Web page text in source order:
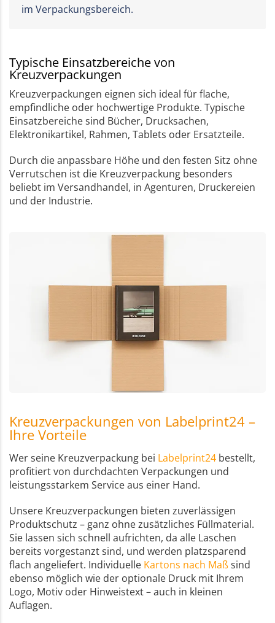
im Verpackungsbereich.
Typische Einsatzbereiche von
Kreuzverpackungen
Kreuzverpackungen eignen sich ideal für flache,
empfindliche oder hochwertige Produkte. Typische
Einsatzbereiche sind Bücher, Drucksachen,
Elektronikartikel, Rahmen, Tablets oder Ersatzteile.
Durch die anpassbare Höhe und den festen Sitz ohne
Verrutschen ist die Kreuzverpackung besonders
beliebt im Versandhandel, in Agenturen, Druckereien
und der Industrie.
Kreuzverpackungen von Labelprint24 –
Ihre Vorteile
Wer seine Kreuzverpackung bei Labelprint24 bestellt,
profitiert von durchdachten Verpackungen und
leistungsstarkem Service aus einer Hand.
Unsere Kreuzverpackungen bieten zuverlässigen
Produktschutz – ganz ohne zusätzliches Füllmaterial.
Sie lassen sich schnell aufrichten, da alle Laschen
bereits vorgestanzt sind, und werden platzsparend
flach angeliefert. Individuelle Kartons nach Maßsind
ebenso möglich wie der optionale Druck mit Ihrem
Logo, Motiv oder Hinweistext – auch in kleinen
Auflagen.